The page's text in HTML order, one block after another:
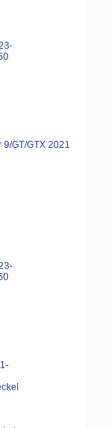
9/GT/GTX 2021